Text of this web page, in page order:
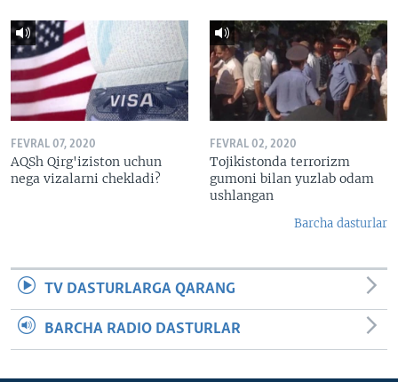
FEVRAL 07, 2020
AQSh Qirg'iziston uchun
nega vizalarni chekladi?
FEVRAL 02, 2020
Tojikistonda terrorizm
gumoni bilan yuzlab odam
ushlangan
Barcha dasturlar
TV DASTURLARGA QARANG
BARCHA RADIO DASTURLAR